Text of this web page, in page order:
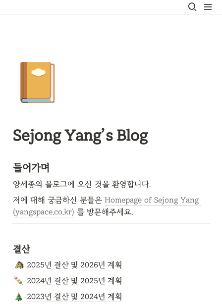
📔
Sejong Yang’s Blog
들어가며
양세종의 블로그에 오신 것을 환영합니다.
저에 대해 궁금하신 분들은 Homepage of Sejong Yang
(yangspace.co.kr) 를 방문해주세요.
결산
2025년 결산 및 2026년 계획
2024년 결산 및 2025년 계획
2023년 결산 및 2024년 계획